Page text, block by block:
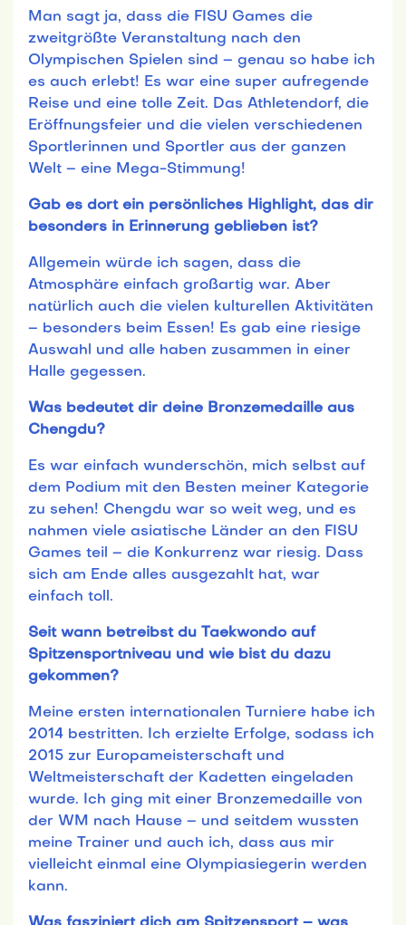
Man sagt ja, dass die FISU Games die
zweitgrößte Veranstaltung nach den
Olympischen Spielen sind – genau so habe ich
es auch erlebt! Es war eine super aufregende
Reise und eine tolle Zeit. Das Athletendorf, die
Eröffnungsfeier und die vielen verschiedenen
Sportlerinnen und Sportler aus der ganzen
Welt – eine Mega-Stimmung!
Gab es dort ein persönliches Highlight, das dir
besonders in Erinnerung geblieben ist?
Allgemein würde ich sagen, dass die
Atmosphäre einfach großartig war. Aber
natürlich auch die vielen kulturellen Aktivitäten
– besonders beim Essen! Es gab eine riesige
Auswahl und alle haben zusammen in einer
Halle gegessen.
Was bedeutet dir deine Bronzemedaille aus
Chengdu?
Es war einfach wunderschön, mich selbst auf
dem Podium mit den Besten meiner Kategorie
zu sehen! Chengdu war so weit weg, und es
nahmen viele asiatische Länder an den FISU
Games teil – die Konkurrenz war riesig. Dass
sich am Ende alles ausgezahlt hat, war
einfach toll.
Seit wann betreibst du Taekwondo auf
Spitzensportniveau und wie bist du dazu
gekommen?
Meine ersten internationalen Turniere habe ich
2014 bestritten. Ich erzielte Erfolge, sodass ich
2015 zur Europameisterschaft und
Weltmeisterschaft der Kadetten eingeladen
wurde. Ich ging mit einer Bronzemedaille von
der WM nach Hause – und seitdem wussten
meine Trainer und auch ich, dass aus mir
vielleicht einmal eine Olympiasiegerin werden
kann.